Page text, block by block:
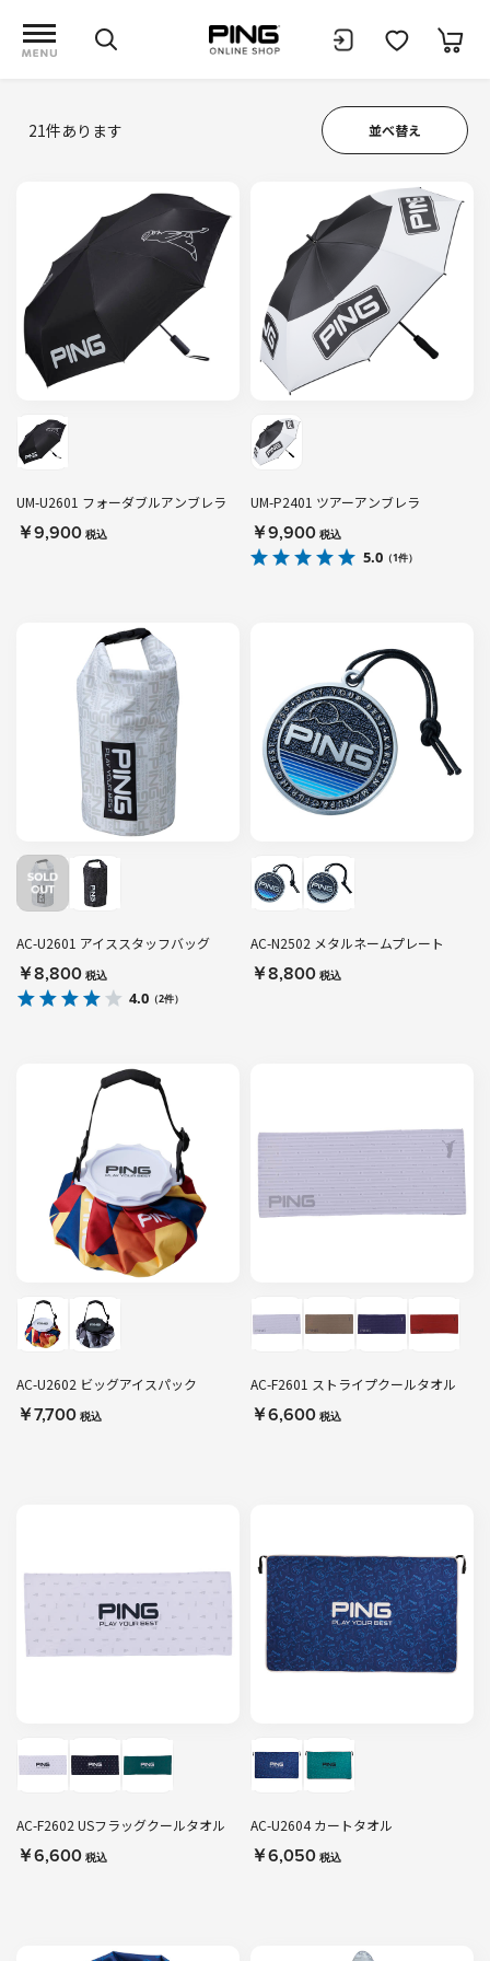
並べ替え
21件あります
UM-U2601 フォーダブルアンブレラ
￥9,900 税込
UM-P2401 ツアーアンブレラ
￥9,900 税込
5.0 （1件）
AC-U2601 アイススタッフバッグ
￥8,800 税込
4.0 （2件）
AC-N2502 メタルネームプレート
￥8,800 税込
AC-U2602 ビッグアイスパック
￥7,700 税込
AC-F2601 ストライプクールタオル
￥6,600 税込
AC-F2602 USフラッグクールタオル
￥6,600 税込
AC-U2604 カートタオル
￥6,050 税込